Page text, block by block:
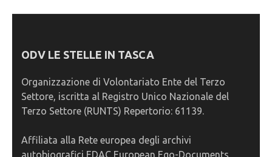
ODV LE STELLE IN TASCA
Organizzazione di Volontariato Ente del Terzo
Settore, iscritta al Registro Unico Nazionale del
Terzo Settore (RUNTS) Repertorio: 61139.
Affiliata alla Rete europea degli archivi
autobiografici EDAC European Ego-Documents